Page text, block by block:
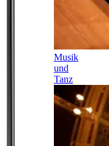
Musik
und
Tanz